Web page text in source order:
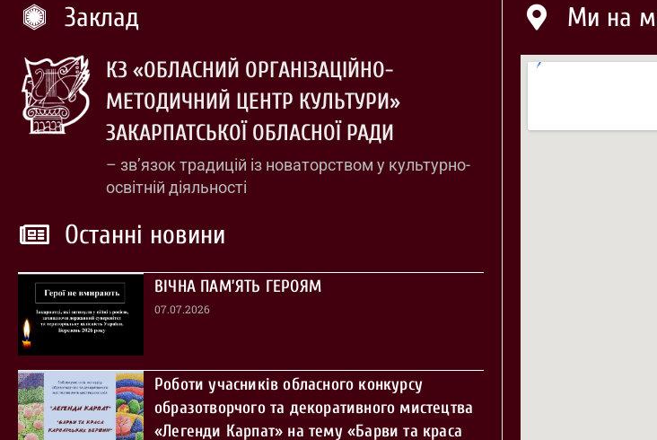
Заклад
КЗ «ОБЛАСНИЙ ОРГАНІЗАЦІЙНО-
МЕТОДИЧНИЙ ЦЕНТР КУЛЬТУРИ»
ЗАКАРПАТСЬКОЇ ОБЛАСНОЇ РАДИ
– зв’язок традицій із новаторством у культурно-
освітній діяльності
Останні новини
ВІЧНА ПАМ’ЯТЬ ГЕРОЯМ
07.07.2026
Роботи учасників обласного конкурсу
образотворчого та декоративного мистецтва
«Легенди Карпат» на тему «Барви та краса
Ми на